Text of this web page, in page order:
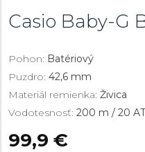
Casio Baby-G
Pohon: Batériový
Puzdro: 42,6 mm
Materiál remienka: Živica
Vodotesnosť: 200 m / 20
99,9 €